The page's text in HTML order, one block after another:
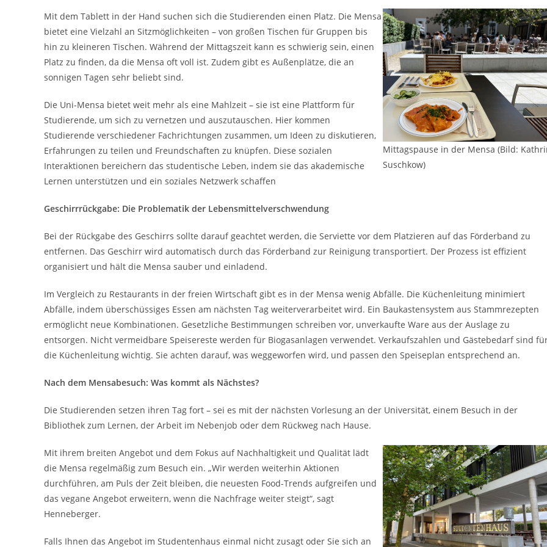
Mit dem Tablett in der Hand suchen sich die Studierenden einen Platz. Die Mensa
bietet eine Vielzahl an Sitzmöglichkeiten – von großen Tischen für Gruppen bis
hin zu kleineren Tischen. Während der Mittagszeit kann es schwierig sein, einen
Platz zu finden, da die Mensa oft voll ist. Zudem gibt es Außenplätze, die an
sonnigen Tagen sehr beliebt sind.
Die Uni-Mensa bietet weit mehr als eine Mahlzeit – sie ist eine Plattform für
Studierende, um sich zu vernetzen und auszutauschen. Hier kommen
Studierende verschiedener Fachrichtungen zusammen, um Ideen zu diskutieren,
Erfahrungen zu teilen und Freundschaften zu knüpfen. Diese sozialen
Interaktionen bereichern das studentische Leben, indem sie das akademische
Lernen unterstützen und ein soziales Netzwerk schaffen
Mittagspause in der Mensa (Bild:
Suschkow)
Geschirrrückgabe: Die Problematik der Lebensmittelverschwendung
Bei der Rückgabe des Geschirrs sollte darauf geachtet werden, die Serviette vor dem Platzieren auf das Förderband zu
entfernen. Das Geschirr wird automatisch durch das Förderband zur Reinigung transportiert. Der Prozess ist effizient
organisiert und hält die Mensa sauber und einladend.
Im Vergleich zu Restaurants in der freien Wirtschaft gibt es in der Mensa wenig Abfälle. Die Küchenleitung minimiert
Abfälle, indem überschüssiges Essen am nächsten Tag weiterverarbeitet wird. Ein Baukastensystem aus Stammrezepten
ermöglicht neue Kombinationen. Gesetzliche Bestimmungen schreiben vor, unverkaufte Ware aus der Auslage zu
entsorgen. Nicht vermeidbare Speisereste werden für Biogasanlagen verwendet. Verkaufszahlen und Gästebedarf sind
die Küchenleitung wichtig. Sie achten darauf, was weggeworfen wird, und passen den Speiseplan entsprechend an.
Nach dem Mensabesuch: Was kommt als Nächstes?
Die Studierenden setzen ihren Tag fort – sei es mit der nächsten Vorlesung an der Universität, einem Besuch in der
Bibliothek zum Lernen, der Arbeit im Nebenjob oder dem Rückweg nach Hause.
Mit ihrem breiten Angebot und dem Fokus auf Nachhaltigkeit und Qualität lädt
die Mensa regelmäßig zum Besuch ein. „Wir werden weiterhin Aktionen
durchführen, am Puls der Zeit bleiben, die neuesten Food-Trends aufgreifen und
das vegane Angebot erweitern, wenn die Nachfrage weiter steigt“, sagt
Henneberger.
Falls Ihnen das Angebot im Studentenhaus einmal nicht zusagt oder Sie sich an